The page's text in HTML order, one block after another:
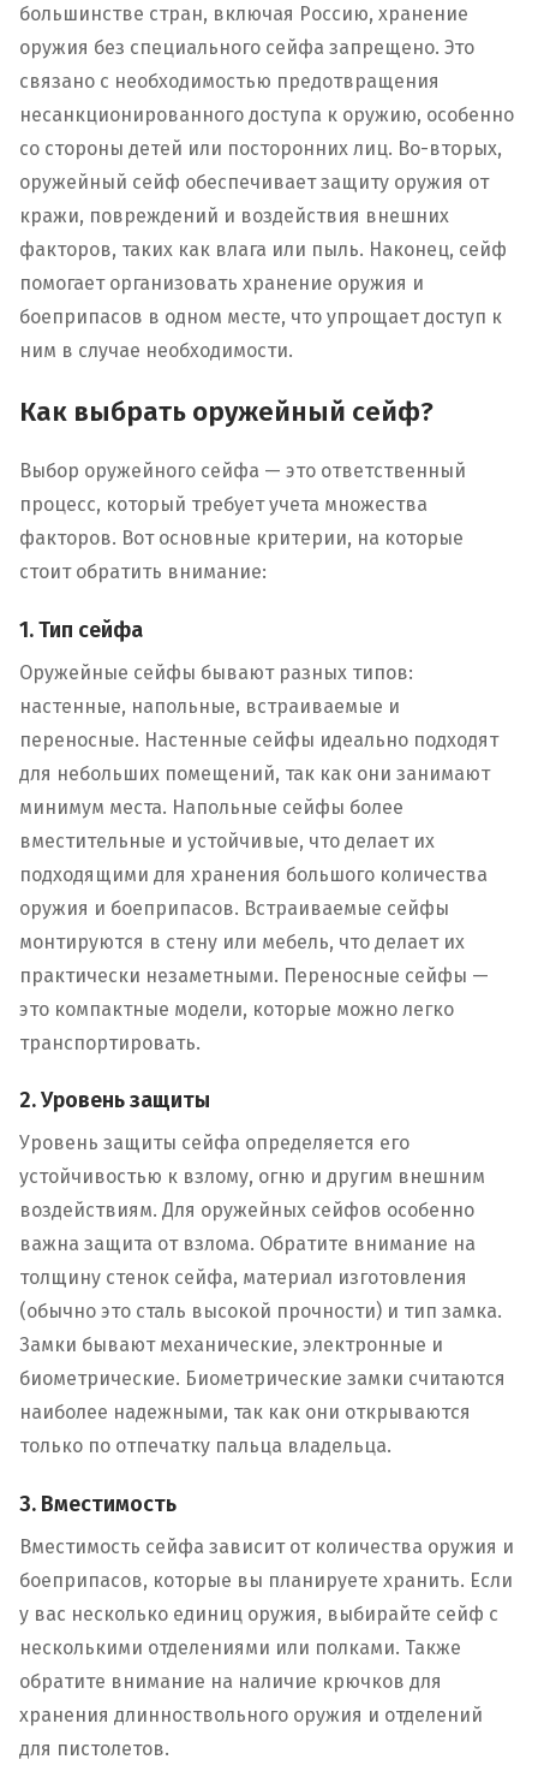
большинстве стран, включая Россию, хранение
оружия без специального сейфа запрещено. Это
связано с необходимостью предотвращения
несанкционированного доступа к оружию, особенно
со стороны детей или посторонних лиц. Во-вторых,
оружейный сейф обеспечивает защиту оружия от
кражи, повреждений и воздействия внешних
факторов, таких как влага или пыль. Наконец, сейф
помогает организовать хранение оружия и
боеприпасов в одном месте, что упрощает доступ к
ним в случае необходимости.
Как выбрать оружейный сейф?
Выбор оружейного сейфа — это ответственный
процесс, который требует учета множества
факторов. Вот основные критерии, на которые
стоит обратить внимание:
1. Тип сейфа
Оружейные сейфы бывают разных типов:
настенные, напольные, встраиваемые и
переносные. Настенные сейфы идеально подходят
для небольших помещений, так как они занимают
минимум места. Напольные сейфы более
вместительные и устойчивые, что делает их
подходящими для хранения большого количества
оружия и боеприпасов. Встраиваемые сейфы
монтируются в стену или мебель, что делает их
практически незаметными. Переносные сейфы —
это компактные модели, которые можно легко
транспортировать.
2. Уровень защиты
Уровень защиты сейфа определяется его
устойчивостью к взлому, огню и другим внешним
воздействиям. Для оружейных сейфов особенно
важна защита от взлома. Обратите внимание на
толщину стенок сейфа, материал изготовления
(обычно это сталь высокой прочности) и тип замка.
Замки бывают механические, электронные и
биометрические. Биометрические замки считаются
наиболее надежными, так как они открываются
только по отпечатку пальца владельца.
3. Вместимость
Вместимость сейфа зависит от количества оружия и
боеприпасов, которые вы планируете хранить. Если
у вас несколько единиц оружия, выбирайте сейф с
несколькими отделениями или полками. Также
обратите внимание на наличие крючков для
хранения длинноствольного оружия и отделений
для пистолетов.